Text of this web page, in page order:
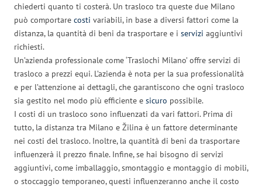
chiederti quanto ti costerà. Un trasloco tra queste due Milano
può comportare costi variabili, in base a diversi fattori come la
distanza, la quantità di beni da trasportare e i servizi aggiuntivi
richiesti.
Un’azienda professionale come ‘Traslochi Milano’ offre servizi di
trasloco a prezzi equi. L’azienda è nota per la sua professionalità
e per l’attenzione ai dettagli, che garantiscono che ogni trasloco
sia gestito nel modo più efficiente e sicuro possibile.
I costi di un trasloco sono influenzati da vari fattori. Prima di
tutto, la distanza tra Milano e Žilina è un fattore determinante
nei costi del trasloco. Inoltre, la quantità di beni da trasportare
influenzerà il prezzo finale. Infine, se hai bisogno di servizi
aggiuntivi, come imballaggio, smontaggio e montaggio di mobili,
o stoccaggio temporaneo, questi influenzeranno anche il costo